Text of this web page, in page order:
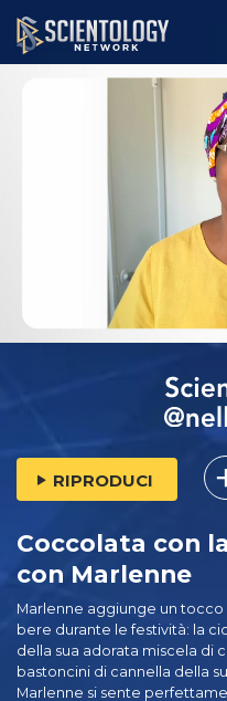
RIPRODUCI
Coccolata con
con Marlenne
Marlenne aggiunge un
bere durante le festività: la
della sua adorata miscela di
bastoncini di cannella della
Marlenne si sente